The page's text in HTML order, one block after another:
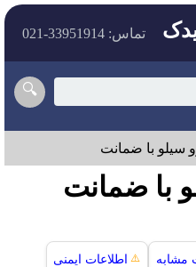
تماس: 33951914-021
🔍
سیلو با ضمانت
با ضمانت
مشابه ⚠️ اطلاعات ایمنی